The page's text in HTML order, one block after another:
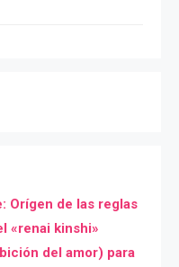
Orígen de las reglas
«renai kinshi»
del amor) para